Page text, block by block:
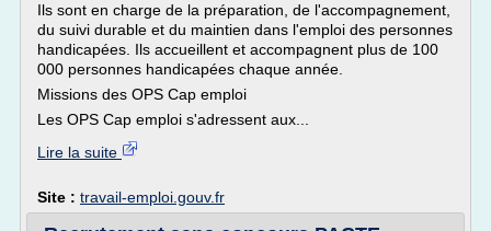
Ils sont en charge de la préparation, de l'accompagnement,
du suivi durable et du maintien dans l'emploi des personnes
handicapées. Ils accueillent et accompagnent plus de 100
000 personnes handicapées chaque année.
Missions des OPS Cap emploi
Les OPS Cap emploi s'adressent aux...
Lire la suite
Site : travail-emploi.gouv.fr